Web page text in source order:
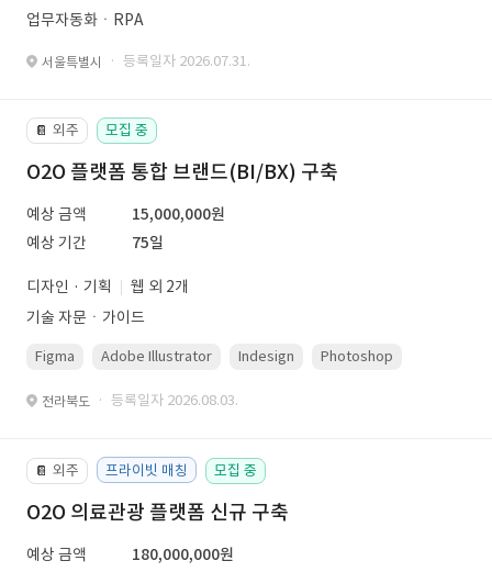
업무자동화ㆍRPA
서울특별시 · 등록일자 2026.07.31.
📔 외주 모집 중
O2O 플랫폼 통합 브랜드(BI/BX) 구축
예상 금액
15,000,000원
예상 기간
75일
디자인 · 기획
웹 외 2개
기술 자문ㆍ가이드
Figma Adobe Illustrator Indesign Photoshop
전라북도 · 등록일자 2026.08.03.
📔 외주 프라이빗 매칭 모집 중
O2O 의료관광 플랫폼 신규 구축
예상 금액
180,000,000원